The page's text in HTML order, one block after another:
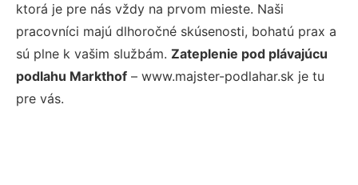
ktorá je pre nás vždy na prvom mieste. Naši
pracovníci majú dlhoročné skúsenosti, bohatú prax a
sú plne k vašim službám. Zateplenie pod plávajúcu
podlahu Markthof – www.majster-podlahar.sk je tu
pre vás.